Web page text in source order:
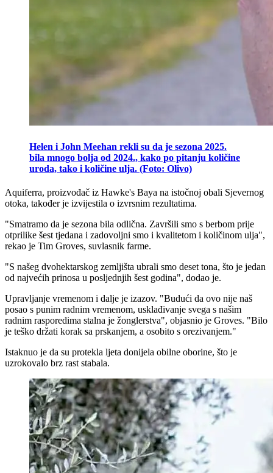
Helen i John Meehan rekli su da je sezona 2025.
bila mnogo bolja od 2024., kako po pitanju količine
uroda, tako i količine ulja. (Foto: Olivo)
Aquiferra, proizvođač iz Hawke's Baya na istočnoj obali Sjevernog
otoka, također je izvijestila o izvrsnim rezultatima.
"Smatramo da je sezona bila odlična. Završili smo s berbom prije
otprilike šest tjedana i zadovoljni smo i kvalitetom i količinom ulja",
rekao je Tim Groves, suvlasnik farme.
"S našeg dvohektarskog zemljišta ubrali smo deset tona, što je jedan
od najvećih prinosa u posljednjih šest godina", dodao je.
Upravljanje vremenom i dalje je izazov. "Budući da ovo nije naš
posao s punim radnim vremenom, usklađivanje svega s našim
radnim rasporedima stalna je žonglerstva", objasnio je Groves. "Bilo
je teško držati korak sa prskanjem, a osobito s orezivanjem."
Istaknuo je da su protekla ljeta donijela obilne oborine, što je
uzrokovalo brz rast stabala.